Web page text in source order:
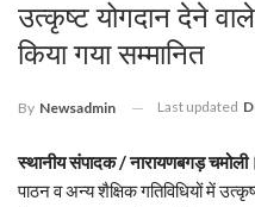
उत्कृष्ट योगदान देने
किया गया सम्मानित
By Newsadmin Last updated
स्थानीय संपादक / नारायणबगड़
पाठन व अन्य शैक्षिक गतिविधियों में